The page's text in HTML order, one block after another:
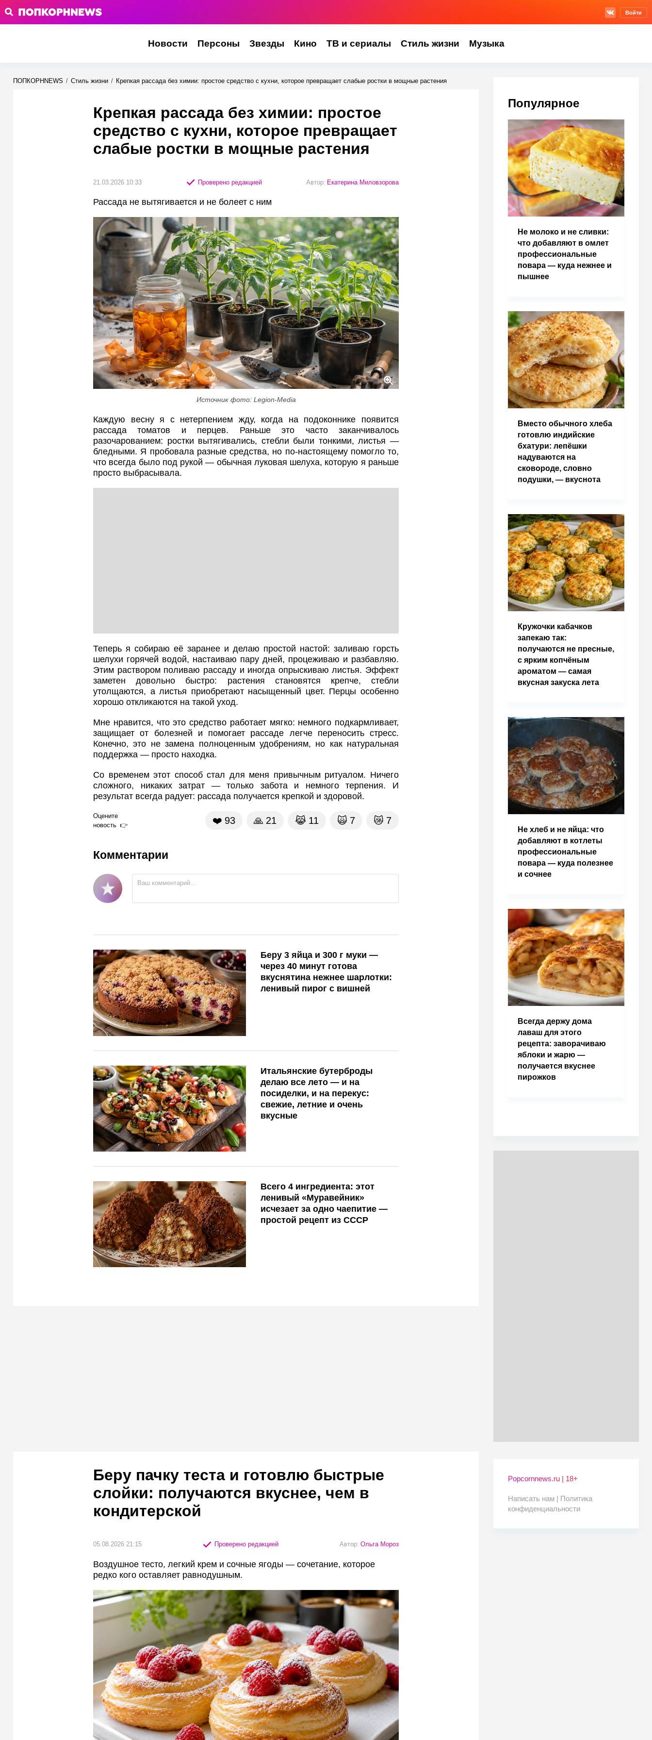
Войти
Новости Персоны Звезды Кино ТВ и сериалы Стиль жизни Музыка
ПОПКОРНNEWS / Стиль жизни / Крепкая рассада без химии: простое средство с кухни, которое превращает слабые ростки в мощные растения
Крепкая рассада без химии: простое
средство с кухни, которое превращает
слабые ростки в мощные растения
21.03.2026 10:33 Проверено редакцией Автор: Екатерина Миловзорова
Рассада не вытягивается и не болеет с ним
Источник фото: Legion-Media
Каждую весну я с нетерпением жду, когда на подоконнике появится
рассада томатов и перцев. Раньше это часто заканчивалось
разочарованием: ростки вытягивались, стебли были тонкими, листья —
бледными. Я пробовала разные средства, но по-настоящему помогло то,
что всегда было под рукой — обычная луковая шелуха, которую я раньше
просто выбрасывала.
Теперь я собираю её заранее и делаю простой настой: заливаю горсть
шелухи горячей водой, настаиваю пару дней, процеживаю и разбавляю.
Этим раствором поливаю рассаду и иногда опрыскиваю листья. Эффект
заметен довольно быстро: растения становятся крепче, стебли
утолщаются, а листья приобретают насыщенный цвет. Перцы особенно
хорошо откликаются на такой уход.
Мне нравится, что это средство работает мягко: немного подкармливает,
защищает от болезней и помогает рассаде легче переносить стресс.
Конечно, это не замена полноценным удобрениям, но как натуральная
поддержка — просто находка.
Со временем этот способ стал для меня привычным ритуалом. Ничего
сложного, никаких затрат — только забота и немного терпения. И
результат всегда радует: рассада получается крепкой и здоровой.
Оцените
новость
❤️ 93 🙏 21 😹 11 🙀 7 😿 7
Комментарии
Беру 3 яйца и 300 г муки —
через 40 минут готова
вкуснятина нежнее шарлотки:
ленивый пирог с вишней
Итальянские бутерброды
делаю все лето — и на
посиделки, и на перекус:
свежие, летние и очень
вкусные
Всего 4 ингредиента: этот
ленивый «Муравейник»
исчезает за одно чаепитие —
простой рецепт из СССР
Беру пачку теста и готовлю быстрые
слойки: получаются вкуснее, чем в
кондитерской
05.08.2026 21:15 Проверено редакцией Автор: Ольга Мороз
Воздушное тесто, легкий крем и сочные ягоды — сочетание, которое
редко кого оставляет равнодушным.
Популярное
Не молоко и не сливки:
что добавляют в омлет
профессиональные
повара — куда нежнее и
пышнее
Вместо обычного хлеба
готовлю индийские
бхатури: лепёшки
надуваются на
сковороде, словно
подушки, — вкуснота
Кружочки кабачков
запекаю так:
получаются не пресные,
с ярким копчёным
ароматом — самая
вкусная закуска лета
Не хлеб и не яйца: что
добавляют в котлеты
профессиональные
повара — куда полезнее
и сочнее
Всегда держу дома
лаваш для этого
рецепта: заворачиваю
яблоки и жарю —
получается вкуснее
пирожков
Popcornnews.ru | 18+
Написать нам | Политика
конфиденциальности